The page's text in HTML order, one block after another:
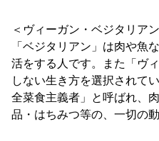
＜ヴィーガン・ベジタリア
「ベジタリアン」は肉や魚
活をする人です。また「ヴ
しない生き方を選択されて
全菜食主義者」と呼ばれ、
品・はちみつ等の、一切の